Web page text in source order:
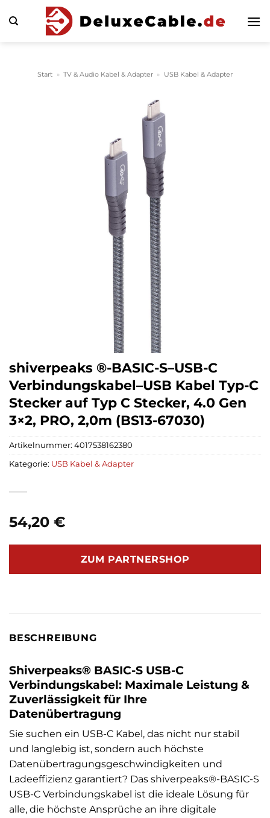
Inhalt
Start » TV & Audio Kabel & Adapter » USB Kabel & Adapter
shiverpeaks ®-BASIC-S–USB-C
Verbindungskabel–USB Kabel Typ-C
Stecker auf Typ C Stecker, 4.0 Gen
3×2, PRO, 2,0m (BS13-67030)
54,20 €
ZUM PARTNERSHOP
Artikelnummer: 4017538162380
Kategorie: USB Kabel & Adapter
BESCHREIBUNG
Shiverpeaks® BASIC-S USB-C
Verbindungskabel: Maximale Leistung &
Zuverlässigkeit für Ihre
Datenübertragung
Sie suchen ein USB-C Kabel, das nicht nur stabil
und langlebig ist, sondern auch höchste
Datenübertragungsgeschwindigkeiten und
Ladeeffizienz garantiert? Das shiverpeaks®-BASIC-S
USB-C Verbindungskabel ist die ideale Lösung für
alle, die höchste Ansprüche an ihre digitale